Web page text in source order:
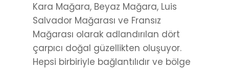
Kara Mağara, Beyaz Mağara, Luis
Salvador Mağarası ve Fransız
Mağarası olarak adlandırılan dört
çarpıcı doğal güzellikten oluşuyor.
Hepsi birbiriyle bağlantılıdır ve bölge